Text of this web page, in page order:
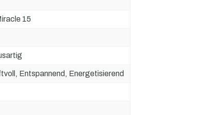
15
Entspannend, Energetisierend